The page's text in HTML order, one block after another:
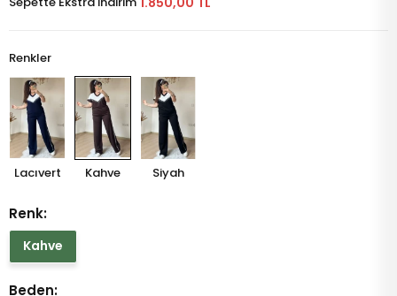
Renkler
Lacıvert Kahve Siyah
Renk:
Kahve
Beden: